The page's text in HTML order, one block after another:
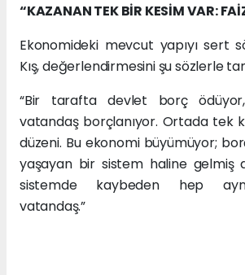
“KAZANAN TEK BİR KESİM VAR:
Ekonomideki mevcut yapıyı sert
Kış, değerlendirmesini şu sözlerle
“Bir tarafta devlet borç
vatandaş borçlanıyor. Ortada tek
düzeni. Bu ekonomi büyümüyor;
yaşayan bir sistem haline gelmiş
sistemde kaybeden hep
vatandaş.”